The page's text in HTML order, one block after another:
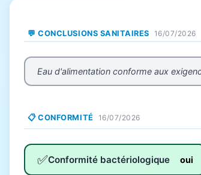
💬 CONCLUSIONS SANITAIRES 16/07/2026
Eau d'alimentation conforme aux
📋 CONFORMITÉ 16/07/2026
✅Conformité bactériologique oui